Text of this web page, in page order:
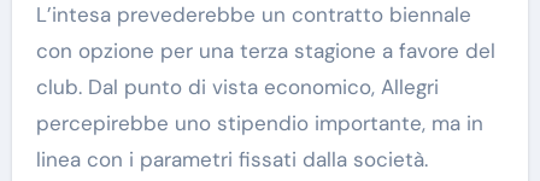
L’intesa prevederebbe un contratto biennale
con opzione per una terza stagione a favore del
club. Dal punto di vista economico, Allegri
percepirebbe uno stipendio importante, ma in
linea con i parametri fissati dalla società.